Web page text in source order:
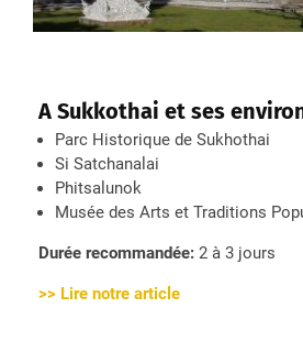
A Sukkothai et ses
Parc Historique de Sukhothai
Si Satchanalai
Phitsalunok
Musée des Arts et Traditions
Durée recommandée: 2 à 3 jours
>> Lire notre article